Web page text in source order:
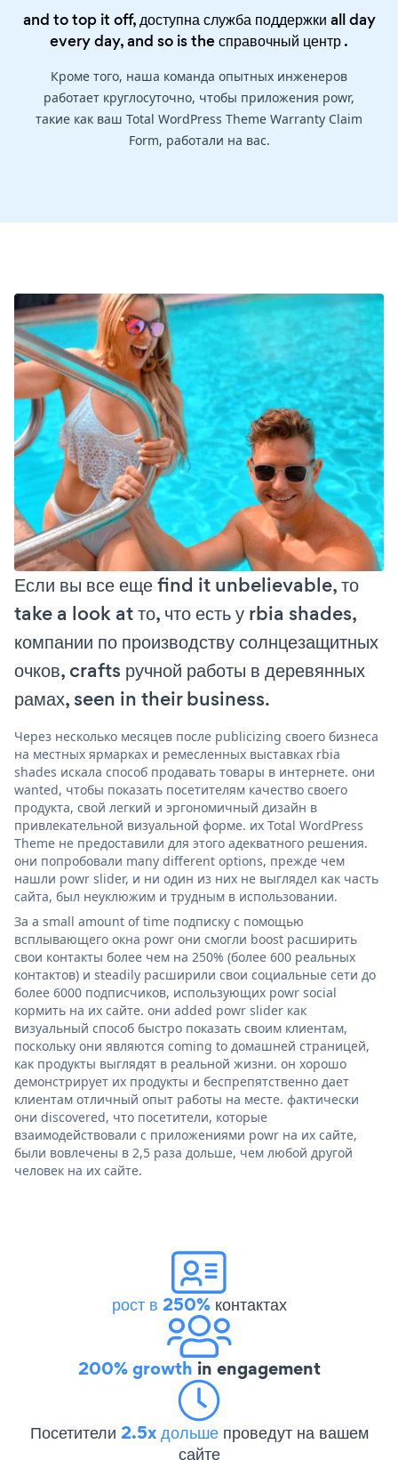
and to top it off, доступна служба поддержки all day
every day, and so is theсправочный центр.
Кроме того, наша команда опытных инженеров
работает круглосуточно, чтобы приложения powr,
такие как ваш Total WordPress Theme Warranty Claim
Form, работали на вас.
Если вы все еще find it unbelievable, то
take a look at то, что есть у rbia shades,
компании по производству солнцезащитных
очков, crafts ручной работы в деревянных
рамах, seen in their business.
Через несколько месяцев после publicizing своего бизнеса
на местных ярмарках и ремесленных выставках rbia
shades искала способ продавать товары в интернете. они
wanted, чтобы показать посетителям качество своего
продукта, свой легкий и эргономичный дизайн в
привлекательной визуальной форме. их Total WordPress
Theme не предоставили для этого адекватного решения.
они попробовали many different options, прежде чем
нашли powr slider, и ни один из них не выглядел как часть
сайта, был неуклюжим и трудным в использовании.
За a small amount of time подписку с помощью
всплывающего окна powr они смогли boost расширить
свои контакты более чем на 250% (более 600 реальных
контактов) и steadily расширили свои социальные сети до
более 6000 подписчиков, использующих powr social
кормить на их сайте. они added powr slider как
визуальный способ быстро показать своим клиентам,
поскольку они являются coming to домашней страницей,
как продукты выглядят в реальной жизни. он хорошо
демонстрирует их продукты и беспрепятственно дает
клиентам отличный опыт работы на месте. фактически
они discovered, что посетители, которые
взаимодействовали с приложениями powr на их сайте,
были вовлечены в 2,5 раза дольше, чем любой другой
человек на их сайте.
рост в 250%контактах
200% growth in engagement
Посетители 2.5x дольше проведут на вашем
сайте